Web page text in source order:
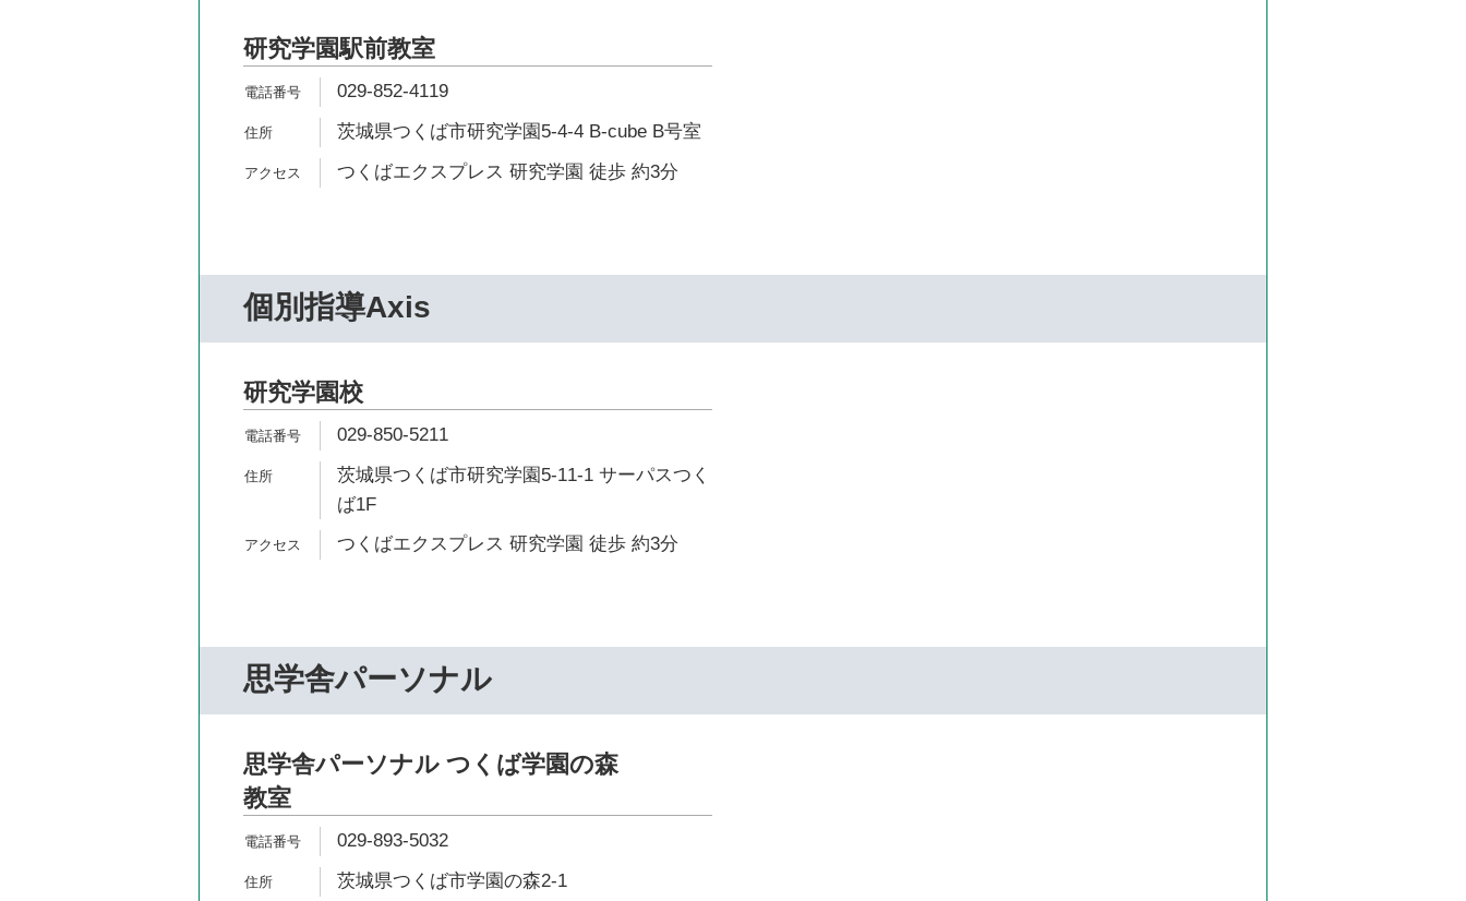
研究学園駅前教室
029-852-4119
茨城県つくば市研究学園5-4-4 B-cube B号室
つくばエクスプレス 研究学園 徒歩 約3分
個別指導Axis
研究学園校
029-850-5211
茨城県つくば市研究学園5-11-1 サーパスつく
ば1F
つくばエクスプレス 研究学園 徒歩 約3分
思学舎パーソナル
思学舎パーソナル つくば学園の森
教室
029-893-5032
茨城県つくば市学園の森2-1